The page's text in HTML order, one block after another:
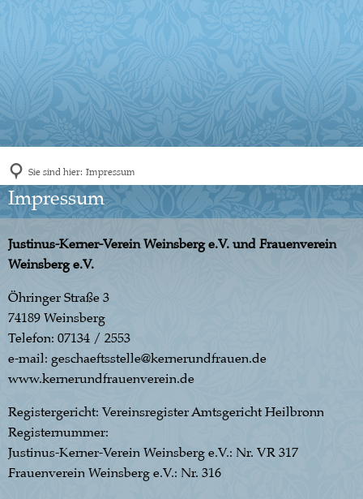
Sie sind hier: Impressum
Impressum
Impressum
Justinus-Kerner-Verein Weinsberg e.V. und Frauenverein
Weinsberg e.V.
Öhringer Straße 3
74189 Weinsberg
Telefon: 07134 / 2553
e-mail: geschaeftsstelle@kernerundfrauen.de
www.kernerundfrauenverein.de
Registergericht: Vereinsregister Amtsgericht Heilbronn
Registernummer:
Justinus-Kerner-Verein Weinsberg e.V.: Nr. VR 317
Frauenverein Weinsberg e.V.: Nr. 316